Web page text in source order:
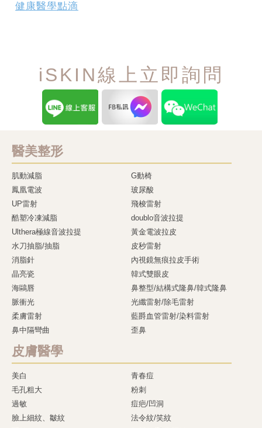
健康醫學點滴
iSKIN線上立即詢問
醫美整形
肌動減脂
G動椅
鳳凰電波
玻尿酸
UP雷射
飛梭雷射
酷塑冷凍減脂
doublo音波拉提
Ulthera極線音波拉提
黃金電波拉皮
水刀抽脂/抽脂
皮秒雷射
消脂針
內視鏡無痕拉皮手術
晶亮瓷
韓式雙眼皮
海鷗唇
鼻整型/結構式隆鼻/韓式隆鼻
脈衝光
光纖雷射/除毛雷射
柔膚雷射
藍爵血管雷射/染料雷射
鼻中隔彎曲
歪鼻
皮膚醫學
美白
青春痘
毛孔粗大
粉刺
過敏
痘疤/凹洞
臉上細紋、皺紋
法令紋/笑紋